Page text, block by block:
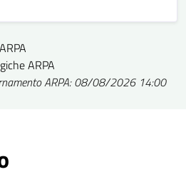
ARPA
ARPA: 08/08/2026 14:00